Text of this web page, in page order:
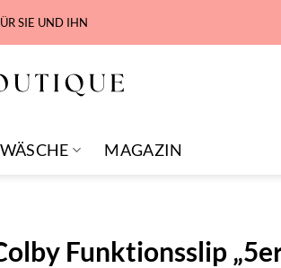
SIE UND IHN
MAGAZIN
Funktionsslip